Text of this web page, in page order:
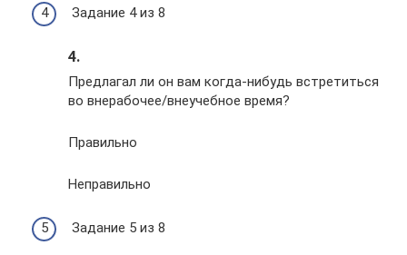
Задание 4 из 8
4.
Предлагал ли он вам когда-нибудь встретиться
во внерабочее/внеучебное время?
Правильно
Неправильно
Задание 5 из 8